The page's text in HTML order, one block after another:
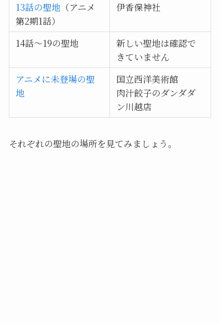
13話の聖地 （アニメ
第2期1話）
伊香保神社
14話～19の聖地
新しい聖地は確認で
きていません
アニメに未登場の聖
地
国立西洋美術館
肉汁餃子のダンダダ
ン川越店
それぞれの聖地の場所を見てみましょう。